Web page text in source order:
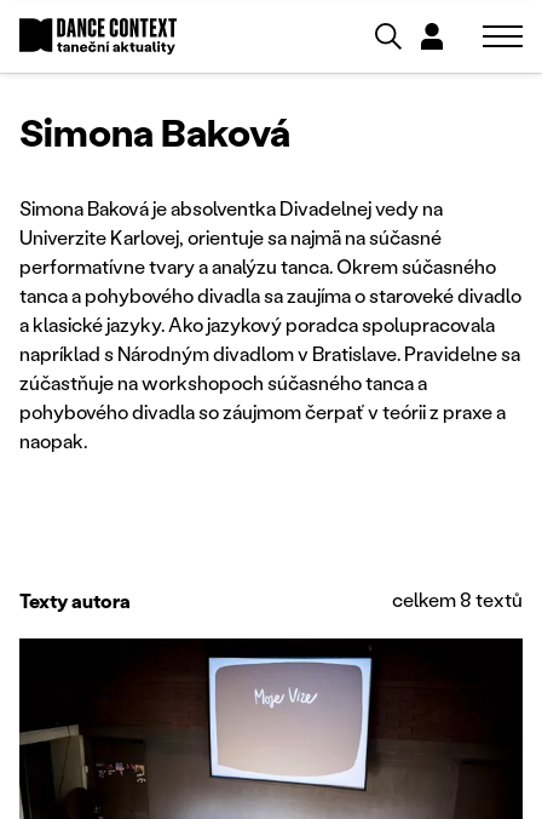
Simona Baková
Simona Baková je absolventka Divadelnej vedy na
Univerzite Karlovej, orientuje sa najmä na súčasné
performatívne tvary a analýzu tanca. Okrem súčasného
tanca a pohybového divadla sa zaujíma o staroveké divadlo
a klasické jazyky. Ako jazykový poradca spolupracovala
napríklad s Národným divadlom v Bratislave. Pravidelne sa
zúčastňuje na workshopoch súčasného tanca a
pohybového divadla so záujmom čerpať v teórii z praxe a
naopak.
Texty autora celkem 8 textů